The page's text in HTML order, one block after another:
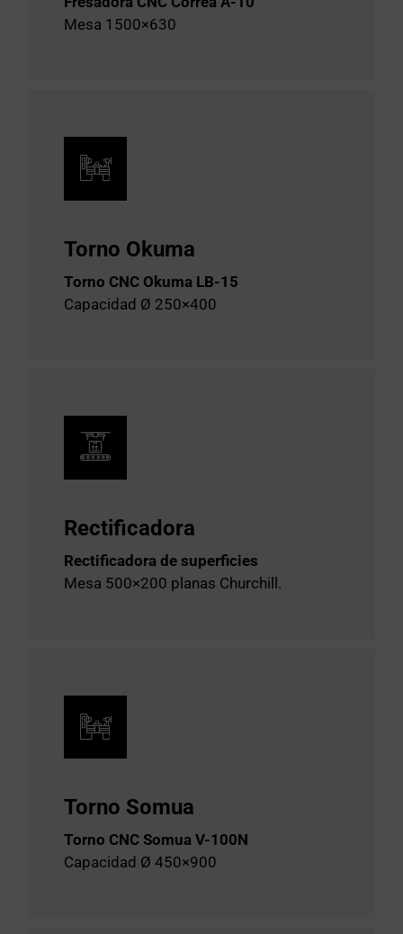
Mesa 1500×630
Torno Okuma
Torno CNC Okuma LB-15
Capacidad Ø 250×400
Rectificadora
Rectificadora de superficies
Mesa 500×200 planas Churchill.
Torno Somua
Torno CNC Somua V-100N
Capacidad Ø 450×900